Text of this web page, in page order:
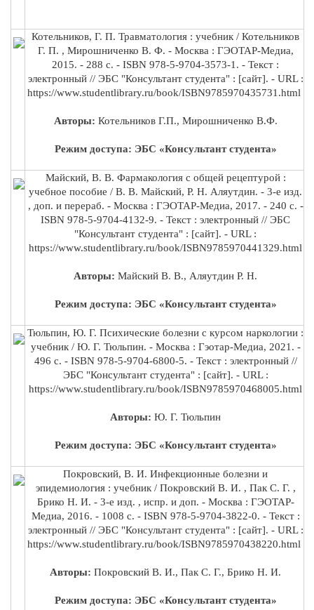
Котельников, Г. П. Травматология : учебник / Котельников
Г. П. , Мирошниченко В. Ф. - Москва : ГЭОТАР-Медиа,
2015. - 288 с. - ISBN 978-5-9704-3573-1. - Текст :
электронный // ЭБС "Консультант студента" : [сайт]. - URL :
https://www.studentlibrary.ru/book/ISBN9785970435731.html
Авторы: Котельников Г.П., Мирошниченко В.Ф.
Режим доступа: ЭБС «Консультант студента»
Майский, В. В. Фармакология с общей рецептурой :
учебное пособие / В. В. Майский, Р. Н. Аляутдин. - 3-е изд.
, доп. и перераб. - Москва : ГЭОТАР-Медиа, 2017. - 240 с. -
ISBN 978-5-9704-4132-9. - Текст : электронный // ЭБС
"Консультант студента" : [сайт]. - URL :
https://www.studentlibrary.ru/book/ISBN9785970441329.html
Авторы: Майский В. В., Аляутдин Р. Н.
Режим доступа: ЭБС «Консультант студента»
Тюльпин, Ю. Г. Психические болезни с курсом наркологии :
учебник / Ю. Г. Тюльпин. - Москва : Гэотар-Медиа, 2021. -
496 с. - ISBN 978-5-9704-6800-5. - Текст : электронный //
ЭБС "Консультант студента" : [сайт]. - URL :
https://www.studentlibrary.ru/book/ISBN9785970468005.html
Авторы: Ю. Г. Тюльпин
Режим доступа: ЭБС «Консультант студента»
Покровский, В. И. Инфекционные болезни и
эпидемиология : учебник / Покровский В. И. , Пак С. Г. ,
Брико Н. И. - 3-е изд. , испр. и доп. - Москва : ГЭОТАР-
Медиа, 2016. - 1008 с. - ISBN 978-5-9704-3822-0. - Текст :
электронный // ЭБС "Консультант студента" : [сайт]. - URL :
https://www.studentlibrary.ru/book/ISBN9785970438220.html
Авторы: Покровский В. И., Пак С. Г., Брико Н. И.
Режим доступа: ЭБС «Консультант студента»